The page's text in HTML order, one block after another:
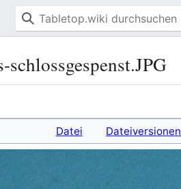
schlossgespenst.JPG
Datei Dateiversionen